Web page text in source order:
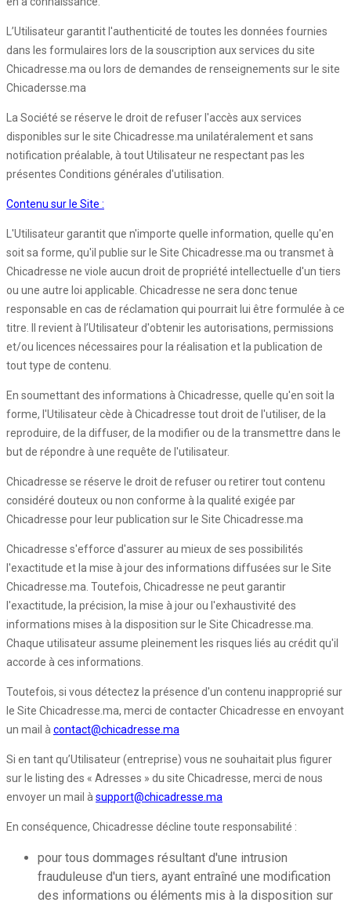
L’Utilisateur garantit l'authenticité de toutes les données fournies
dans les formulaires lors de la souscription aux services du site
Chicadresse.ma ou lors de demandes de renseignements sur le site
Chicadersse.ma
La Société se réserve le droit de refuser l'accès aux services
disponibles sur le site Chicadresse.ma unilatéralement et sans
notification préalable, à tout Utilisateur ne respectant pas les
présentes Conditions générales d'utilisation.
Contenu sur le Site :
L'Utilisateur garantit que n'importe quelle information, quelle qu'en
soit sa forme, qu'il publie sur le Site Chicadresse.ma ou transmet à
Chicadresse ne viole aucun droit de propriété intellectuelle d'un tiers
ou une autre loi applicable. Chicadresse ne sera donc tenue
responsable en cas de réclamation qui pourrait lui être formulée à ce
titre. Il revient à l’Utilisateur d'obtenir les autorisations, permissions
et/ou licences nécessaires pour la réalisation et la publication de
tout type de contenu.
En soumettant des informations à Chicadresse, quelle qu'en soit la
forme, l'Utilisateur cède à Chicadresse tout droit de l'utiliser, de la
reproduire, de la diffuser, de la modifier ou de la transmettre dans le
but de répondre à une requête de l'utilisateur.
Chicadresse se réserve le droit de refuser ou retirer tout contenu
considéré douteux ou non conforme à la qualité exigée par
Chicadresse pour leur publication sur le Site Chicadresse.ma
Chicadresse s'efforce d'assurer au mieux de ses possibilités
l'exactitude et la mise à jour des informations diffusées sur le Site
Chicadresse.ma. Toutefois, Chicadresse ne peut garantir
l'exactitude, la précision, la mise à jour ou l'exhaustivité des
informations mises à la disposition sur le Site Chicadresse.ma.
Chaque utilisateur assume pleinement les risques liés au crédit qu'il
accorde à ces informations.
Toutefois, si vous détectez la présence d'un contenu inapproprié sur
le Site Chicadresse.ma, merci de contacter Chicadresse en envoyant
un mail àcontact@chicadresse.ma
Si en tant qu’Utilisateur (entreprise) vous ne souhaitait plus figurer
sur le listing des « Adresses » du site Chicadresse, merci de nous
envoyer un mail àsupport@chicadresse.ma
En conséquence, Chicadresse décline toute responsabilité :
pour tous dommages résultant d'une intrusion
frauduleuse d'un tiers, ayant entraîné une modification
des informations ou éléments mis à la disposition sur